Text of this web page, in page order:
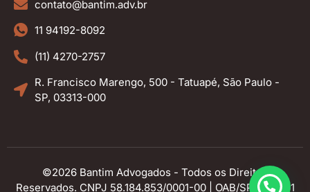
contato@bantim.adv.br
11 94192-8092
(11) 4270-2757
R. Francisco Marengo, 500 - Tatuapé, São Paulo -
SP, 03313-000
©2026 Bantim Advogados - Todos os Direitos
Reservados. CNPJ 58.184.853/0001-00 | OAB/SP 430.261